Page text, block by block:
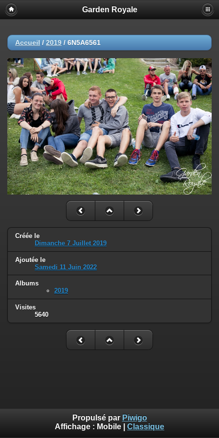
Garden Royale
Accueil / 2019 / 6N5A6561
Créée le
Dimanche 7 Juillet 2019
Ajoutée le
Samedi 11 Juin 2022
Albums
2019
Visites
5640
Propulsé par Piwigo
Affichage : Mobile Classique